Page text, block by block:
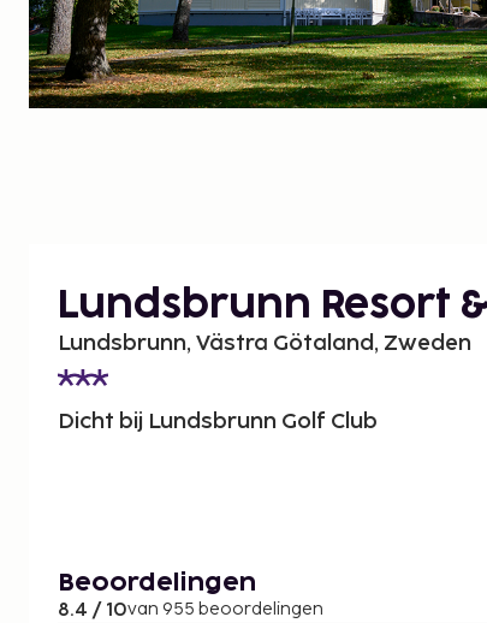
Lundsbrunn Resort
Lundsbrunn, Västra Götaland, Zweden
Dicht bij Lundsbrunn Golf Club
Beoordelingen
8.4 / 10van 955 beoordelingen